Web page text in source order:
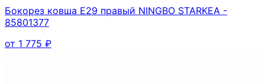
Бокорез ковша E29 правый NINGBO STARKEA -
85801377
от 1 775 ₽